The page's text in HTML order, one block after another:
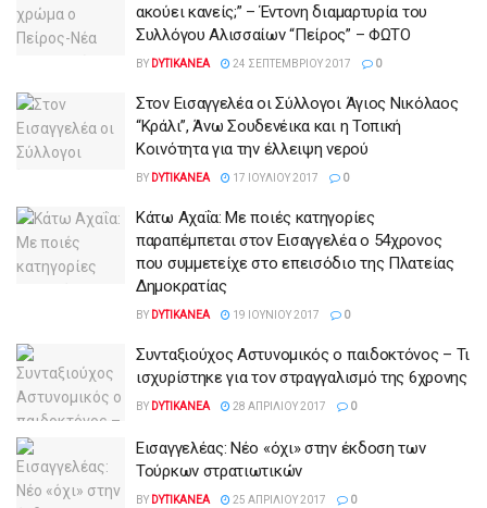
ακούει κανείς;” – Έντονη διαμαρτυρία του
Συλλόγου Αλισσαίων “Πείρος” – ΦΩΤΟ
BY DYTIKANEA 24 ΣΕΠΤΕΜΒΡΊΟΥ 2017 0
Στον Εισαγγελέα οι Σύλλογοι Άγιος Νικόλαος
“Κράλι”, Άνω Σουδενέικα και η Τοπική
Κοινότητα για την έλλειψη νερού
BY DYTIKANEA 17 ΙΟΥΛΊΟΥ 2017 0
Κάτω Αχαΐα: Με ποιές κατηγορίες
παραπέμπεται στον Εισαγγελέα ο 54χρονος
που συμμετείχε στο επεισόδιο της Πλατείας
Δημοκρατίας
BY DYTIKANEA 19 ΙΟΥΝΊΟΥ 2017 0
Συνταξιούχος Αστυνομικός ο παιδοκτόνος – Τι
ισχυρίστηκε για τον στραγγαλισμό της 6χρονης
BY DYTIKANEA 28 ΑΠΡΙΛΊΟΥ 2017 0
Εισαγγελέας: Νέο «όχι» στην έκδοση των
Τούρκων στρατιωτικών
BY DYTIKANEA 25 ΑΠΡΙΛΊΟΥ 2017 0